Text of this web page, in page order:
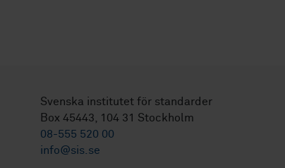
Svenska institutet för standarder
Box 45443, 104 31 Stockholm
08-555 520 00
info@sis.se